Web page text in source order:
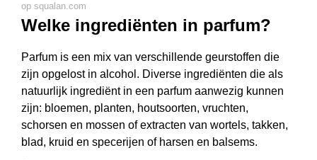
op squalan.com
Welke ingrediënten in parfum?
Parfum is een mix van verschillende geurstoffen die
zijn opgelost in alcohol. Diverse ingrediënten die als
natuurlijk ingrediënt in een parfum aanwezig kunnen
zijn: bloemen, planten, houtsoorten, vruchten,
schorsen en mossen of extracten van wortels, takken,
blad, kruid en specerijen of harsen en balsems.